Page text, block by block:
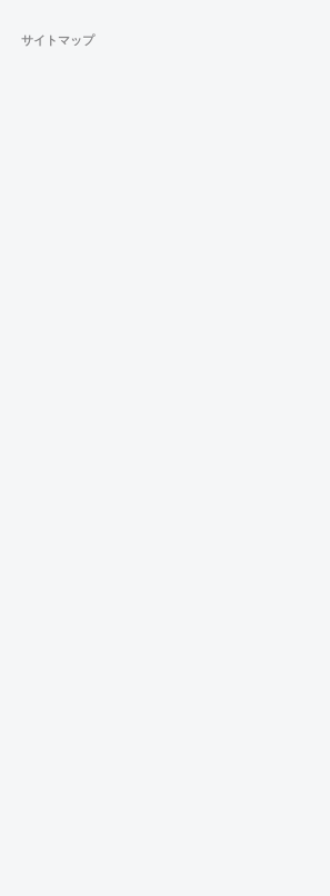
サイトマップ